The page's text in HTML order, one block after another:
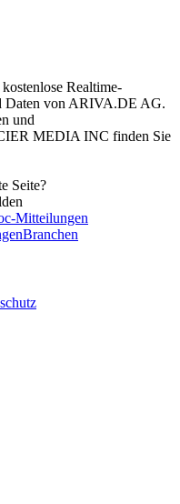
Realtime-
Daten von ARIVA.DE AG.
und
MEDIA INC finden Sie
Seite?
Mitteilungen
Branchen